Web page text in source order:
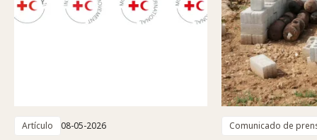
Artículo 08-05-2026 Comunicado de